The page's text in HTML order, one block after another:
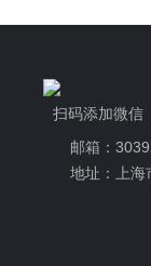
扫码添加微信
邮箱：
地址：上海